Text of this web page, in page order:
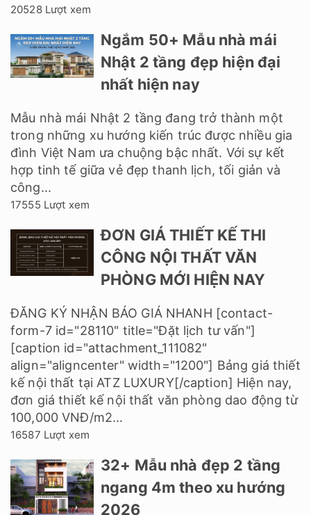
20528 Lượt xem
Ngắm 50+ Mẫu nhà mái
Nhật 2 tầng đẹp hiện đại
nhất hiện nay
Mẫu nhà mái Nhật 2 tầng đang trở thành một
trong những xu hướng kiến trúc được nhiều gia
đình Việt Nam ưa chuộng bậc nhất. Với sự kết
hợp tinh tế giữa vẻ đẹp thanh lịch, tối giản và
công...
17555 Lượt xem
ĐƠN GIÁ THIẾT KẾ THI
CÔNG NỘI THẤT VĂN
PHÒNG MỚI HIỆN NAY
ĐĂNG KÝ NHẬN BÁO GIÁ NHANH [contact-
form-7 id="28110" title="Đặt lịch tư vấn"]
[caption id="attachment_111082"
align="aligncenter" width="1200"] Bảng giá thiết
kế nội thất tại ATZ LUXURY[/caption] Hiện nay,
đơn giá thiết kế nội thất văn phòng dao động từ
100,000 VNĐ/m2...
16587 Lượt xem
32+ Mẫu nhà đẹp 2 tầng
ngang 4m theo xu hướng
2026